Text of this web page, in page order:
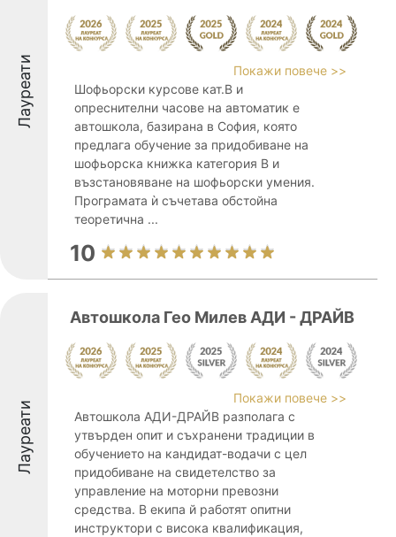
Лауреати
Покажи повече >>
Шофьорски курсове кат.В и
опреснителни часове на автоматик е
автошкола, базирана в София, която
предлага обучение за придобиване на
шофьорска книжка категория B и
възстановяване на шофьорски умения.
Програмата ѝ съчетава обстойна
теоретична ...
10
Лауреати
Автошкола Гео Милев АДИ - ДРАЙВ
Покажи повече >>
Автошкола АДИ-ДРАЙВ разполага с
утвърден опит и съхранени традиции в
обучението на кандидат-водачи с цел
придобиване на свидетелство за
управление на моторни превозни
средства. В екипа й работят опитни
инструктори с висока квалификация,